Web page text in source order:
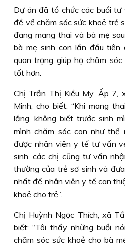
Dự án đã tổ chức các buổi tư
đề về chăm sóc sức khoẻ trẻ
đang mang thai và bà mẹ
bà mẹ sinh con lần đầu tiên
quan trọng giúp họ chăm
tốt hơn.
Chị Trần Thị Kiều My, Ấp 7,
Minh, cho biết: “Khi mang
lắng, không biết trước sinh
mình chăm sóc con như
được nhân viên y tế tư vấn
sinh, các chị cũng tư vấn
thường của trẻ sơ sinh và
nhất để nhân viên y tế can
khoẻ cho trẻ”.
Chị Huỳnh Ngọc Thích, xã
biết: “Tôi thấy những buổi
chăm sóc sức khoẻ cho bà